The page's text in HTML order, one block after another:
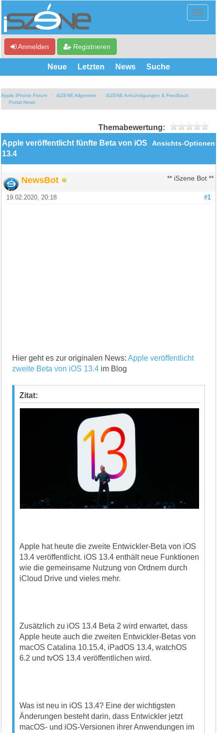
Anmelden Registrieren
Neue Letzten News Suche
Apple iPhone Forum iSZENE Allgemein
iSZENE Ankündigungen & Feedback
Portal News
Themabewertung:
Ansichts-Optionen
Apple veröffentlicht fünfte Beta von iOS
13.4
NewsBot ** iSzene Bot **
#1
19.02.2020, 20:18
Hier geht es zur originalen News:Apple veröffentlicht
zweite Beta von iOS 13.4 im Blog
Zitat:
Apple hat heute die zweite Entwickler-Beta von iOS
13.4 veröffentlicht. iOS 13.4 enthält neue Funktionen
wie die gemeinsame Nutzung von Ordnern durch
iCloud Drive und vieles mehr.
Zusätzlich zu iOS 13.4 Beta 2 wird erwartet, dass
Apple heute auch die zweiten Entwickler-Betas von
macOS Catalina 10.15.4, iPadOS 13.4, watchOS
6.2 und tvOS 13.4 veröffentlichen wird.
Was ist neu in iOS 13.4? Eine der wichtigsten
Änderungen besteht darin, dass Entwickler jetzt
macOS- und iOS-Versionen ihrer Anwendungen im